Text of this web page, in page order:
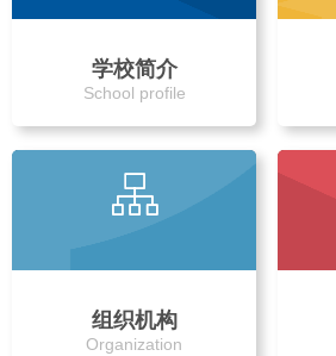
学校简介
School profile
组织机构
Organization